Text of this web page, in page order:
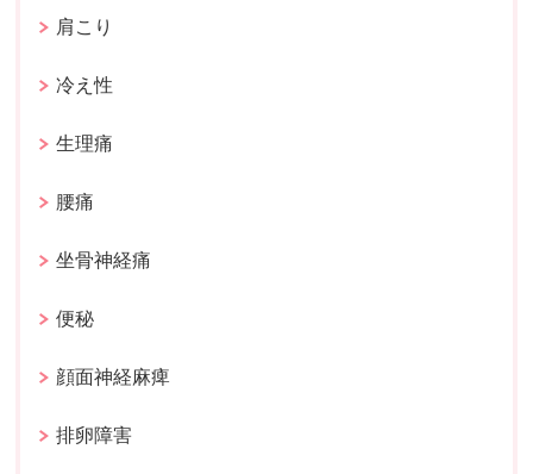
肩こり
冷え性
生理痛
腰痛
坐骨神経痛
便秘
顔面神経麻痺
排卵障害